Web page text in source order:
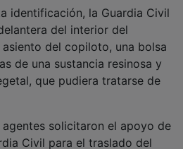
del interior del
del copiloto, una bolsa
de una sustancia resinosa y
que pudiera tratarse de
Civil para el traslado del